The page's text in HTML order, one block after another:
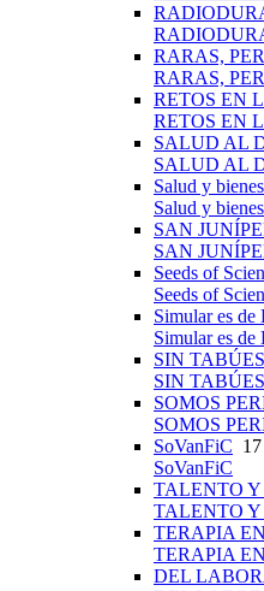
RARAS,
RARAS,
RETOS EN
RETOS EN
SALUD AL
SALUD AL
Salud y
Salud y
SAN
SAN
Seeds of
Seeds of
Simular es de
Simular es de
SIN TABÚES
SIN TABÚES
SOMOS
SOMOS
SoVanFiC 17
SoVanFiC
TALENTO
TALENTO
TERAPIA
TERAPIA
DEL